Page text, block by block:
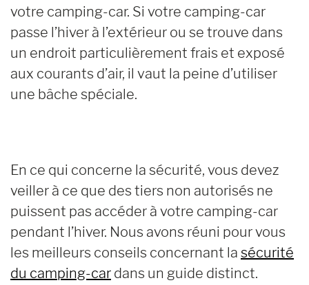
votre camping-car. Si votre camping-car
passe l’hiver à l’extérieur ou se trouve dans
un endroit particulièrement frais et exposé
aux courants d’air, il vaut la peine d’utiliser
une bâche spéciale.
En ce qui concerne la sécurité, vous devez
veiller à ce que des tiers non autorisés ne
puissent pas accéder à votre camping-car
pendant l’hiver. Nous avons réuni pour vous
les meilleurs conseils concernant la sécurité
du camping-car dans un guide distinct.